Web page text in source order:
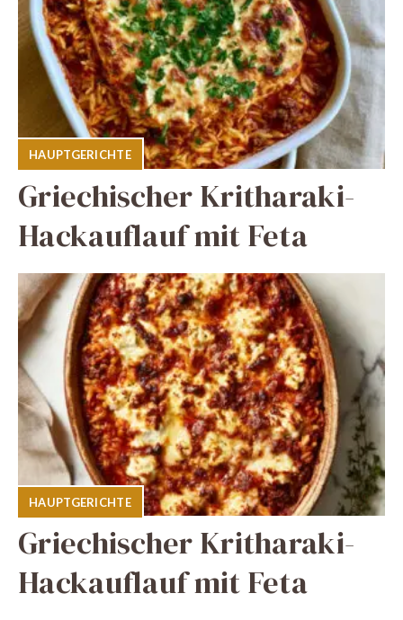
HAUPTGERICHTE
Griechischer Kritharaki-
Hackauflauf mit Feta
HAUPTGERICHTE
Griechischer Kritharaki-
Hackauflauf mit Feta